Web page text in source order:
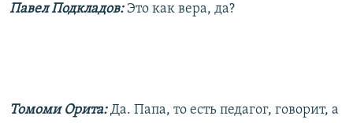
Павел Подкладов: Это как вера, да?
Томоми Орита:Да. Папа, то есть педагог, говорит, а